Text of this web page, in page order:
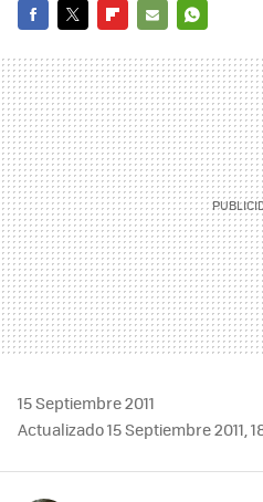
MAIL
15 Septiembre 2011
Actualizado 15 Septiembre 2011,